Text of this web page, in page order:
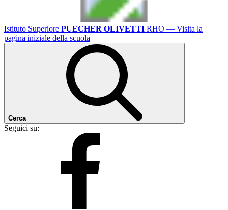
Istituto Superiore PUECHER OLIVETTI RHO — Visita la
pagina iniziale della scuola
Cerca
Seguici su: